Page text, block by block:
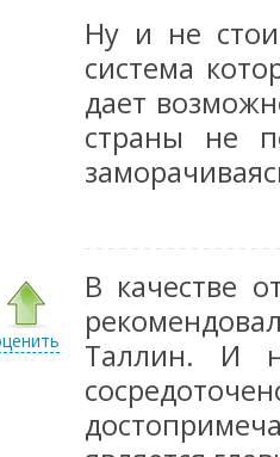
Ну и не
система
дает
страны не
В качестве
Таллин. И